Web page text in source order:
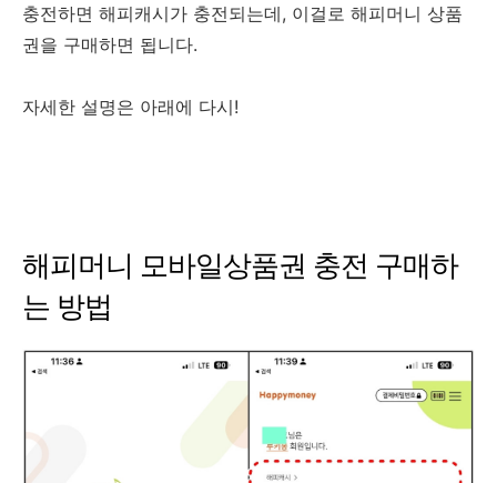
충전하면 해피캐시가 충전되는데, 이걸로 해피머니 상품
권을 구매하면 됩니다.
자세한 설명은 아래에 다시!
해피머니 모바일상품권 충전 구매하
는 방법